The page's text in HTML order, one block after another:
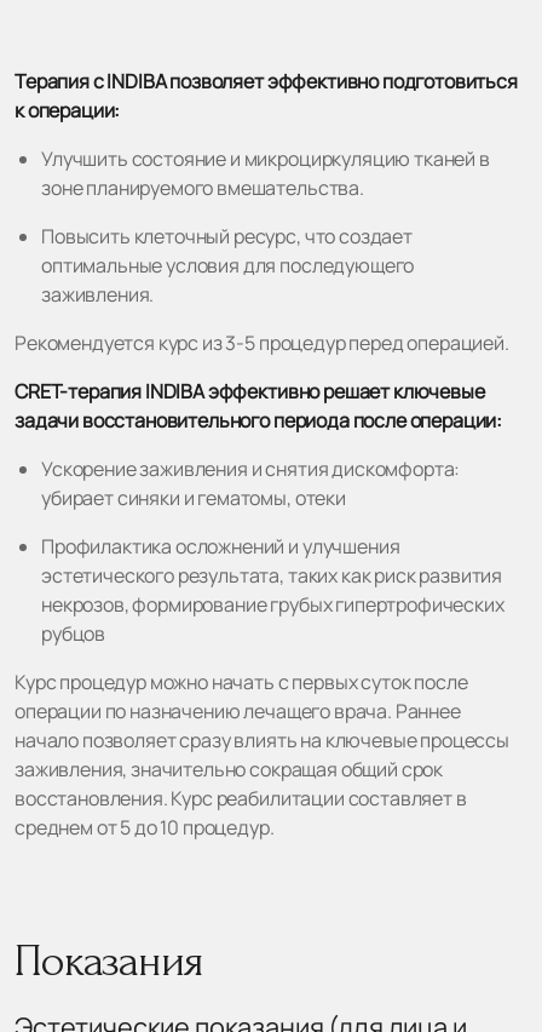
Терапия с INDIBA позволяет эффективно подготовиться
к операции:
Улучшить состояние и микроциркуляцию тканей в
зоне планируемого вмешательства.
Повысить клеточный ресурс, что создает
оптимальные условия для последующего
заживления.
Рекомендуется курс из 3-5 процедур перед операцией.
CRET-терапия INDIBA эффективно решает ключевые
задачи восстановительного периода после операции:
Ускорение заживления и снятия дискомфорта:
убирает синяки и гематомы, отеки
Профилактика осложнений и улучшения
эстетического результата, таких как риск развития
некрозов, формирование грубых гипертрофических
рубцов
Курс процедур можно начать с первых суток после
операции по назначению лечащего врача. Раннее
начало позволяет сразу влиять на ключевые процессы
заживления, значительно сокращая общий срок
восстановления. Курс реабилитации составляет в
среднем от 5 до 10 процедур.
Показания